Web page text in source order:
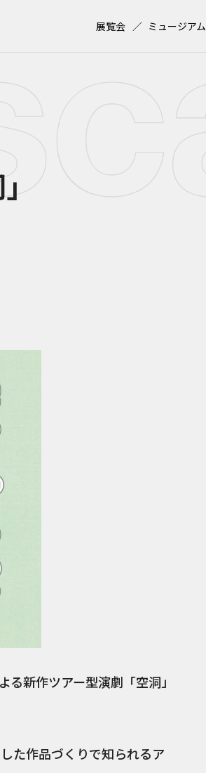
展覧会 ミュージアム
新作ツアー型演劇「空洞」
た作品づくりで知られるア